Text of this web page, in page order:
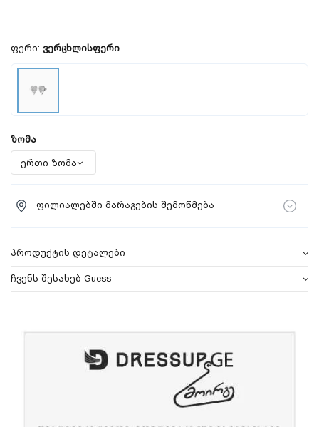
ფერი: ვერცხლისფერი
ზომა
ფილიალებში მარაგების შემოწმება
პროდუქტის დეტალები
ჩვენს შესახებ Guess